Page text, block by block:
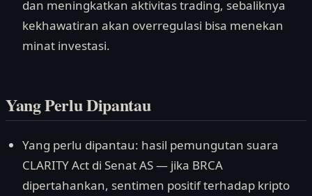
dan meningkatkan aktivitas trading, sebaliknya
kekhawatiran akan overregulasi bisa menekan
minat investasi.
Yang Perlu Dipantau
Yang perlu dipantau: hasil pemungutan suara
CLARITY Act di Senat AS — jika BRCA
dipertahankan, sentimen positif terhadap kripto